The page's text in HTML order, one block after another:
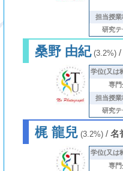
担当授業
研究テ
桑野 由紀(3.2%)/
学位(又は
専門
担当授業
研究テ
梶 龍兒(3.2%)/ 名
学位(又は
専門